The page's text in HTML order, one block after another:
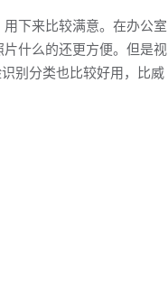
下来比较满意。在办公室
什么的还更方便。但是视
别分类也比较好用，比威